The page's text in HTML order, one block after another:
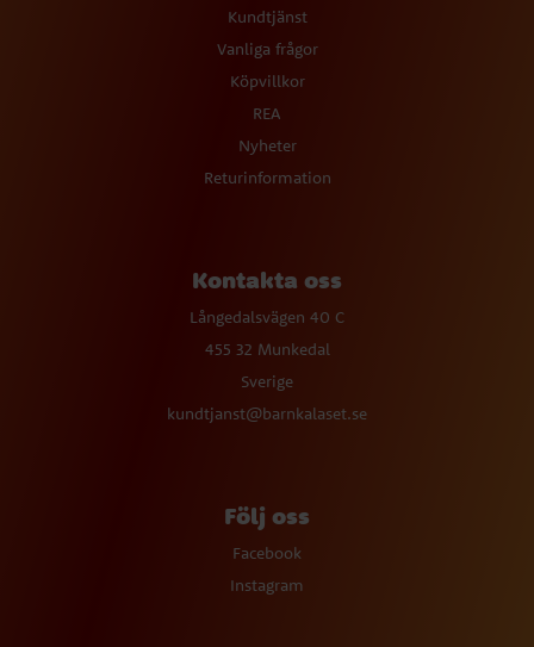
Kundtjänst
Vanliga frågor
Köpvillkor
REA
Nyheter
Returinformation
Kontakta oss
Långedalsvägen 40 C
455 32 Munkedal
Sverige
kundtjanst@barnkalaset.se
Följ oss
Facebook
Instagram